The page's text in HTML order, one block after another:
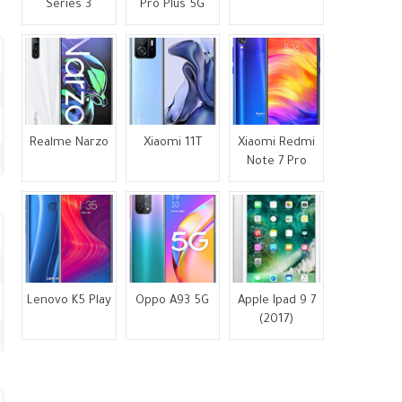
Series 3 Pro Plus 5G
Realme Narzo Xiaomi 11T
Xiaomi Redmi
Note 7 Pro
Lenovo K5 Play Oppo A93 5G
Apple Ipad 9 7
(2017)